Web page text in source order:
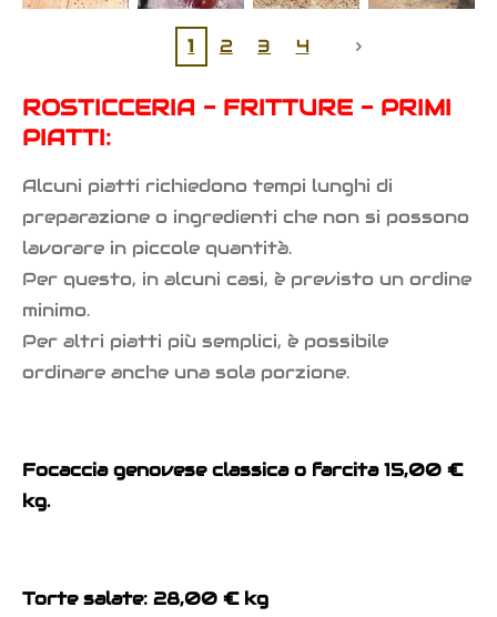
1 2 3 4
ROSTICCERIA - FRITTURE - PRIMI
PIATTI:
Alcuni piatti richiedono tempi lunghi di
preparazione o ingredienti che non si possono
lavorare in piccole quantità.
Per questo, in alcuni casi, è previsto un ordine
minimo.
Per altri piatti più semplici, è possibile
ordinare anche una sola porzione.
Focaccia genovese classica o farcita 15,00 €
kg.
Torte salate: 28,00 € kg